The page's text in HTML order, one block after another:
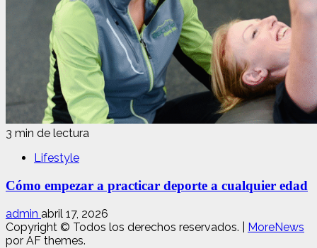
3 min de lectura
Lifestyle
Cómo empezar a practicar deporte a cualquier edad
admin abril 17, 2026
Copyright © Todos los derechos reservados.
MoreNews
por AF themes.